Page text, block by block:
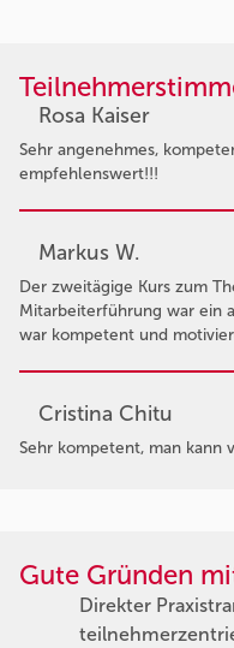
Rosa Kaiser
Sehr angenehmes,
empfehlenswert!!!
Markus W.
Der zweitägige Kurs zum
Mitarbeiterführung war ein
war kompetent und
Cristina Chitu
Sehr kompetent, man kann
Gute Gründen
Direkter